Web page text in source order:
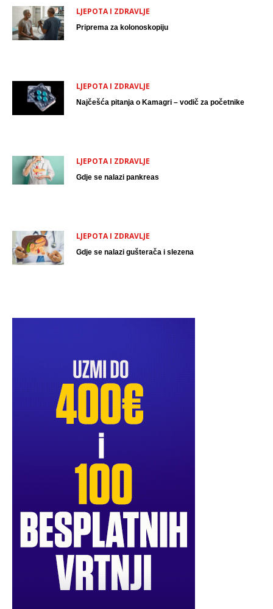
LJEPOTA I ZDRAVLJE
Priprema za kolonoskopiju
LJEPOTA I ZDRAVLJE
Najčešća pitanja o Kamagri – vodič za početnike
LJEPOTA I ZDRAVLJE
Gdje se nalazi pankreas
LJEPOTA I ZDRAVLJE
Gdje se nalazi gušterača i slezena